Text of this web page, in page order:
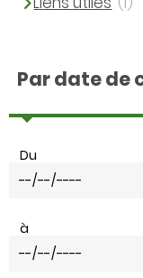
Par date de
Du
à